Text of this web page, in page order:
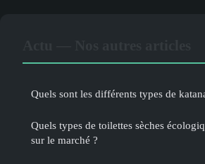
Quels sont les différents types de
Quels types de toilettes sèches
sur le marché ?